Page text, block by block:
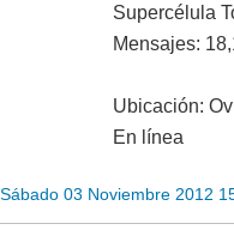
Supercélula
Mensajes:
Ubicación:
En línea
Sábado 03 Noviembre 2012